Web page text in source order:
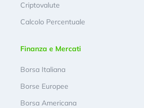
Criptovalute
Calcolo Percentuale
Finanza e Mercati
Borsa Italiana
Borse Europee
Borsa Americana